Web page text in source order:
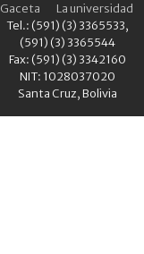
Gaceta La universidad
Tel.: (591) (3) 3365533,
(591) (3) 3365544
Fax: (591) (3) 3342160
NIT: 1028037020
Santa Cruz, Bolivia